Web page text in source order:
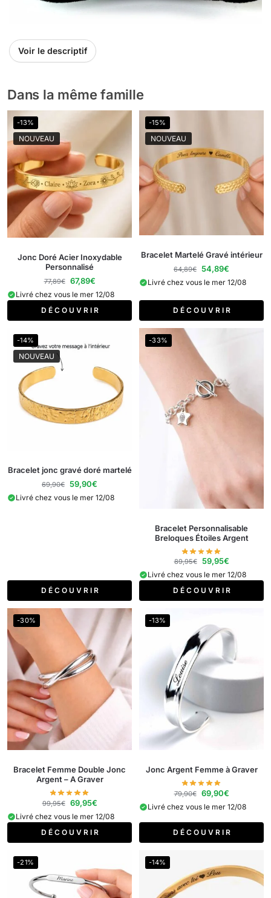
Voir le descriptif
Dans la même famille
-13%
NOUVEAU
Jonc Doré Acier Inoxydable
Personnalisé
77,89€ 67,89€
Livré chez vous le mer 12/08
D É C O U V R I R
-15%
NOUVEAU
Bracelet Martelé Gravé intérieur
64,89€ 54,89€
Livré chez vous le mer 12/08
D É C O U V R I R
-14%
NOUVEAU
Bracelet jonc gravé doré martelé
69,90€ 59,90€
Livré chez vous le mer 12/08
D É C O U V R I R
-33%
Bracelet Personnalisable
Breloques Étoiles Argent
89,95€ 59,95€
Livré chez vous le mer 12/08
D É C O U V R I R
-30%
Bracelet Femme Double Jonc
Argent​ – A Graver
99,95€ 69,95€
Livré chez vous le mer 12/08
D É C O U V R I R
-13%
Jonc Argent Femme à Graver
79,90€ 69,90€
Livré chez vous le mer 12/08
D É C O U V R I R
-21% -14%